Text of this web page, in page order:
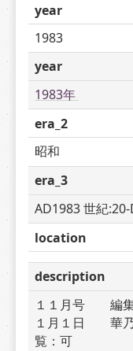
year
1983
year
1983年
era_2
昭和
era_3
AD1983 世紀
location
description
１１月号　　編
１月１日　　華
覧：可